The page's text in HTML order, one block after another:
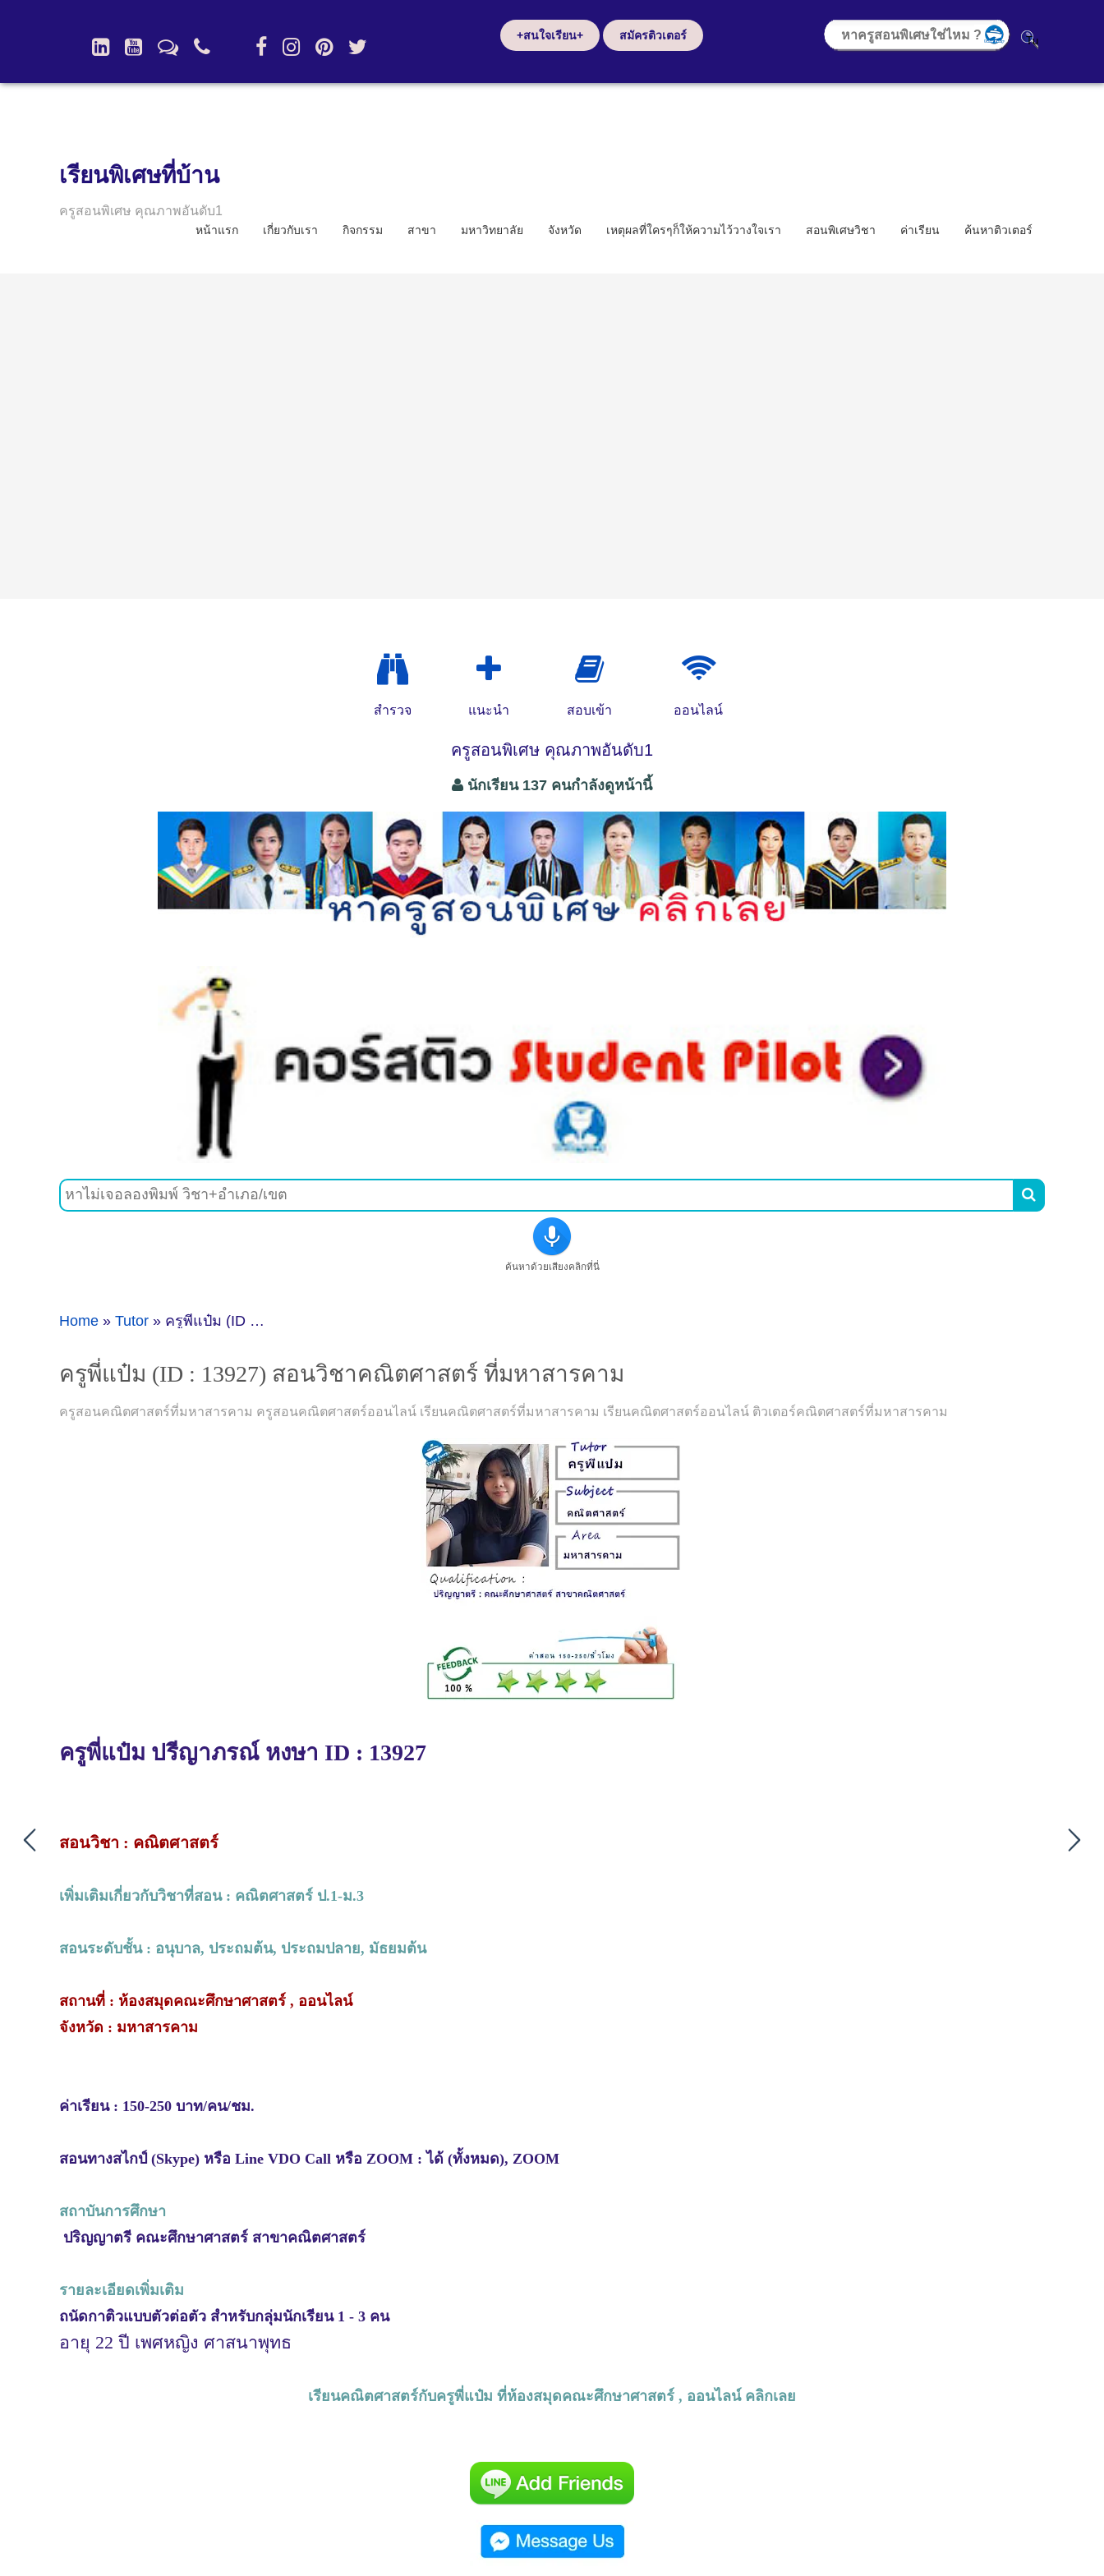
+สนใจเรียน+ สมัครติวเตอร์
เรียนพิเศษที่บ้าน
ครูสอนพิเศษ คุณภาพอันดับ1
หน้าแรก เกี่ยวกับเรา กิจกรรม สาขา มหาวิทยาลัย จังหวัด เหตุผลที่ใครๆก็ให้ความไว้วางใจเรา สอนพิเศษวิชา ค่าเรียน ค้นหาติวเตอร์
สำรวจ แนะนำ สอบเข้า ออนไลน์
ครูสอนพิเศษ คุณภาพอันดับ1
นักเรียน 137 คนกำลังดูหน้านี้

ค้นหาด้วยเสียงคลิกที่นี่
Home » Tutor » ครูพี่แป๋ม (ID : 13927) สอนวิชาคณิตศาสตร์ ที่มหาสารคาม
ครูพี่แป๋ม (ID : 13927) สอนวิชาคณิตศาสตร์ ที่มหาสารคาม
ครูสอนคณิตศาสตร์ที่มหาสารคาม ครูสอนคณิตศาสตร์ออนไลน์ เรียนคณิตศาสตร์ที่มหาสารคาม เรียนคณิตศาสตร์ออนไลน์ ติวเตอร์คณิตศาสตร์ที่มหาสารคาม
ครูพี่แป๋ม ปรีญาภรณ์ หงษา ID : 13927
สอนวิชา : คณิตศาสตร์
เพิ่มเติมเกี่ยวกับวิชาที่สอน : คณิตศาสตร์ ป.1-ม.3
สอนระดับชั้น : อนุบาล, ประถมต้น, ประถมปลาย, มัธยมต้น
สถานที่ : ห้องสมุดคณะศึกษาศาสตร์ , ออนไลน์
จังหวัด : มหาสารคาม
ค่าเรียน : 150-250 บาท/คน/ชม.
สอนทางสไกป์ (Skype) หรือ Line VDO Call หรือ ZOOM : ได้ (ทั้งหมด), ZOOM
สถาบันการศึกษา
ปริญญาตรี คณะศึกษาศาสตร์ สาขาคณิตศาสตร์
รายละเอียดเพิ่มเติม
ถนัดกาติวแบบตัวต่อตัว สำหรับกลุ่มนักเรียน 1 - 3 คน
อายุ 22 ปี เพศหญิง ศาสนาพุทธ
เรียนคณิตศาสตร์กับครูพี่แป๋ม ที่ห้องสมุดคณะศึกษาศาสตร์ , ออนไลน์ คลิกเลย